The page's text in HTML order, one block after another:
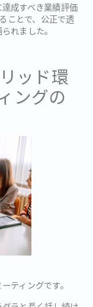
成すべき業績評価
ことで、公正で透
れました。
ッド環
ングの
ティングです。